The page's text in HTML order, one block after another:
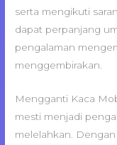
serta mengikuti
dapat perpanjang
pengalaman
menggembirakan.
Mengganti Kaca
mesti menjadi
melelahkan.